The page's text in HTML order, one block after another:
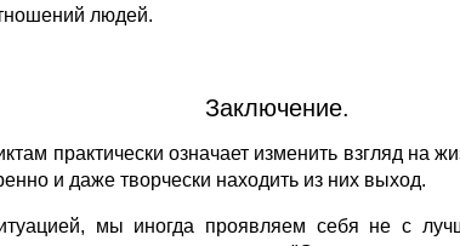
людей.
Заключение.
практически означает изменить взгляд на
и даже творчески находить из них выход.
мы иногда проявляем себя не с